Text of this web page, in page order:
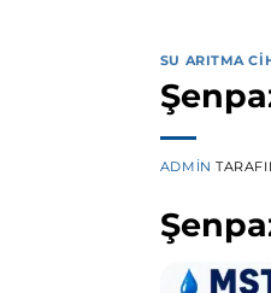
SU ARITMA
ADMIN